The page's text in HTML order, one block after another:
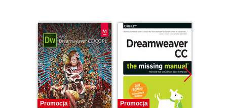
Promocja Promocja